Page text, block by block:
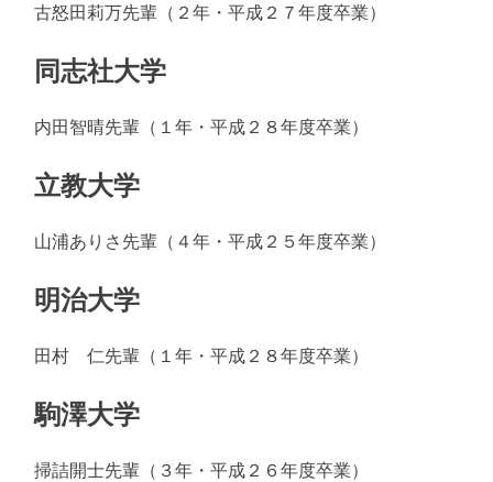
古怒田莉万先輩（２年・平成２７年度卒業）
同志社大学
内田智晴先輩（１年・平成２８年度卒業）
立教大学
山浦ありさ先輩（４年・平成２５年度卒業）
明治大学
田村 仁先輩（１年・平成２８年度卒業）
駒澤大学
掃詰開士先輩（３年・平成２６年度卒業）